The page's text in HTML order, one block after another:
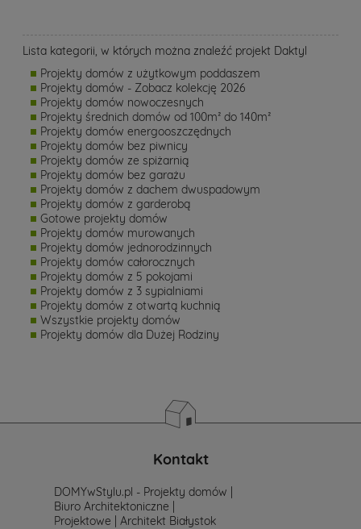
Lista kategorii, w których można znaleźć projekt Daktyl
Projekty domów z użytkowym poddaszem
Projekty domów - Zobacz kolekcję 2026
Projekty domów nowoczesnych
Projekty średnich domów od 100m² do 140m²
Projekty domów energooszczędnych
Projekty domów bez piwnicy
Projekty domów ze spiżarnią
Projekty domów bez garażu
Projekty domów z dachem dwuspadowym
Projekty domów z garderobą
Gotowe projekty domów
Projekty domów murowanych
Projekty domów jednorodzinnych
Projekty domów całorocznych
Projekty domów z 5 pokojami
Projekty domów z 3 sypialniami
Projekty domów z otwartą kuchnią
Wszystkie projekty domów
Projekty domów dla Dużej Rodziny
Kontakt
DOMYwStylu.pl - Projekty domów |
Biuro Architektoniczne |
Projektowe | Architekt Białystok